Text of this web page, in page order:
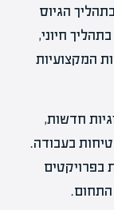
הגיוס
חיוני,
המקצועיות
חדשות,
בעבודה.
בפרויקטים
התחום.